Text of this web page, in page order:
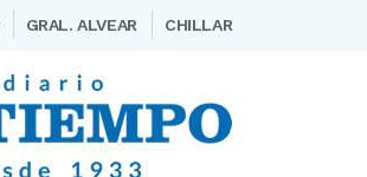
GRAL. ALVEAR CHILLAR